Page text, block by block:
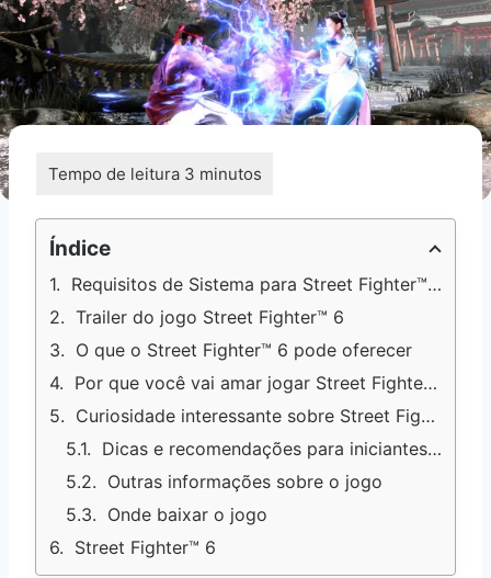
Índice
Requisitos de Sistema para Street Fighter™ 6
Trailer do jogo Street Fighter™ 6
O que o Street Fighter™ 6 pode oferecer
Por que você vai amar jogar Street Fighter™ 6
Curiosidade interessante sobre Street Fighter™ 6
Dicas e recomendações para iniciantes em Street Fighter™ 6
Outras informações sobre o jogo
Onde baixar o jogo
Street Fighter™ 6